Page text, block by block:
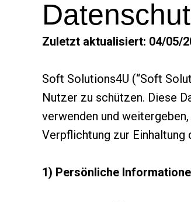
Zuletzt aktualisiert: 04/05/
Soft Solutions4U (“Soft
Nutzer zu schützen. Diese
verwenden und
Verpflichtung zur Einhaltung
1) Persönliche